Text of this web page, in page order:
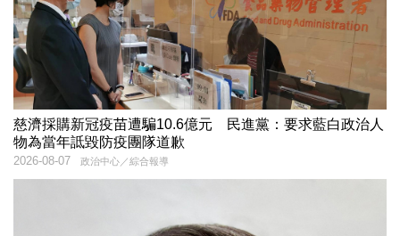
慈濟採購新冠疫苗遭騙10.6億元 民進黨：要求藍白政治人
物為當年詆毀防疫團隊道歉
政治中心／綜合報導
2026-08-07